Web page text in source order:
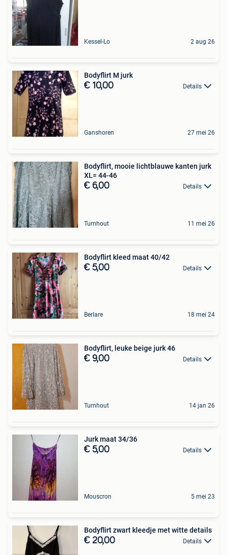
Kessel-Lo 2 aug 26
Bodyflirt M jurk
€ 10,00 Details
Ganshoren 27 mei 26
Bodyflirt, mooie lichtblauwe kanten jurk
XL= 44-46
€ 6,00 Details
Turnhout 11 mei 26
Bodyflirt kleed maat 40/42
€ 5,00 Details
Berlare 18 mei 24
Bodyflirt, leuke beige jurk 46
€ 9,00 Details
Turnhout 14 jan 26
Jurk maat 34/36
€ 5,00 Details
Mouscron 5 mei 23
Bodyflirt zwart kleedje met witte details
€ 20,00 Details